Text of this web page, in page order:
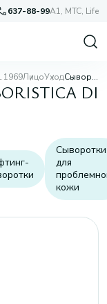
637-88-99A1, МТС, Life
1969ЛицоУход Сыворотки для лица
DI
Сыворотки
для
кожи